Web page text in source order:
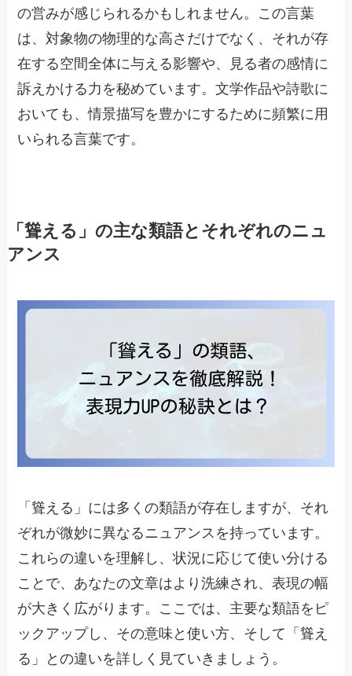
の営みが感じられるかもしれません。この言葉
は、対象物の物理的な高さだけでなく、それが存
在する空間全体に与える影響や、見る者の感情に
訴えかける力を秘めています。文学作品や詩歌に
おいても、情景描写を豊かにするために頻繁に用
いられる言葉です。
「聳える」の主な類語とそれぞれのニュ
アンス
「聳える」には多くの類語が存在しますが、それ
ぞれが微妙に異なるニュアンスを持っています。
これらの違いを理解し、状況に応じて使い分ける
ことで、あなたの文章はより洗練され、表現の幅
が大きく広がります。ここでは、主要な類語をピ
ックアップし、その意味と使い方、そして「聳え
る」との違いを詳しく見ていきましょう。